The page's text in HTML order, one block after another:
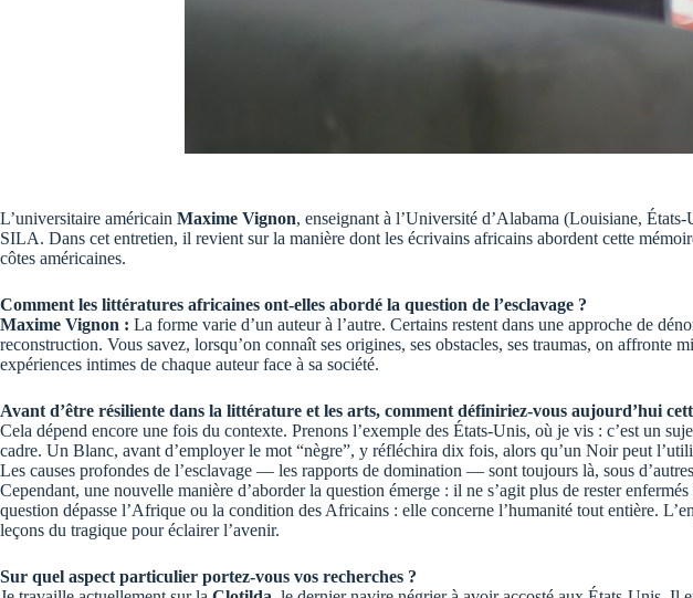
L’universitaire américain Maxime Vignon, enseignant à l’Université d’Alabama (Louisiane,
SILA. Dans cet entretien, il revient sur la manière dont les écrivains africains abordent cette
côtes américaines.
Comment les littératures africaines ont-elles abordé la question de l’esclavage ?
Maxime Vignon : La forme varie d’un auteur à l’autre. Certains restent dans une approche de
reconstruction. Vous savez, lorsqu’on connaît ses origines, ses obstacles, ses traumas, on
expériences intimes de chaque auteur face à sa société.
Avant d’être résiliente dans la littérature et les arts, comment définiriez-vous aujourd’hui
Cela dépend encore une fois du contexte. Prenons l’exemple des États-Unis, où je vis : c’est un
cadre. Un Blanc, avant d’employer le mot “nègre”, y réfléchira dix fois, alors qu’un Noir peut
Les causes profondes de l’esclavage — les rapports de domination — sont toujours là, sous
Cependant, une nouvelle manière d’aborder la question émerge : il ne s’agit plus de rester
question dépasse l’Afrique ou la condition des Africains : elle concerne l’humanité tout entière.
leçons du tragique pour éclairer l’avenir.
Sur quel aspect particulier portez-vous vos recherches ?